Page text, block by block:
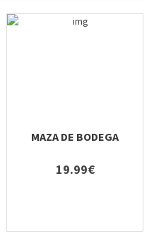
MAZA DE BODEGA
19.99€